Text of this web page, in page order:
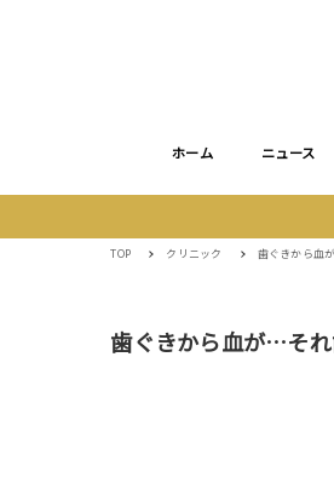
ホーム ニュース
TOP クリニック 歯ぐきから血
歯ぐきから血が…それ